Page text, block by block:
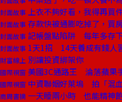
封面故事 上衣不夠好看，我得再買
封面故事 存款快被通膨吃掉了，買
封面故事 記帳盤點陷阱 每年多存
封面故事 1天1招 14天養成有錢人
財富線上 別讓投資綁架你
國際視窗 美國3C通路王 淪落蘋果
國際視窗 中資聯姻好萊塢 拍「混
商周書摘 一天睡兩小時 也能精神